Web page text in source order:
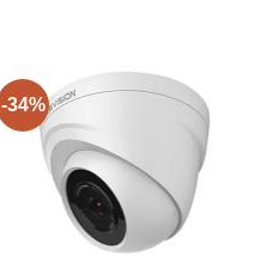
5
-34%